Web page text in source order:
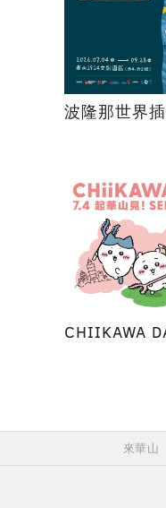
波隆那世界
CHIIKAWA
來華山